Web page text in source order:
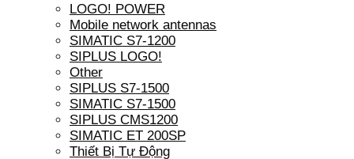
LOGO! POWER
Mobile network antennas
SIMATIC S7-1200
SIPLUS LOGO!
Other
SIPLUS S7-1500
SIMATIC S7-1500
SIPLUS CMS1200
SIMATIC ET 200SP
Thiết Bị Tự Động